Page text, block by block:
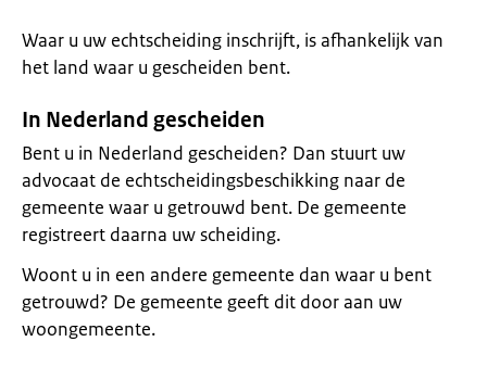
Waar u uw echtscheiding inschrijft, is afhankelijk van
het land waar u gescheiden bent.
In Nederland gescheiden
Bent u in Nederland gescheiden? Dan stuurt uw
advocaat de echtscheidingsbeschikking naar de
gemeente waar u getrouwd bent. De gemeente
registreert daarna uw scheiding.
Woont u in een andere gemeente dan waar u bent
getrouwd? De gemeente geeft dit door aan uw
woongemeente.